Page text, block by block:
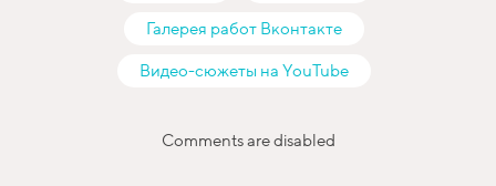
Галерея работ Вконтакте
Видео-сюжеты на YouTube
Comments are disabled